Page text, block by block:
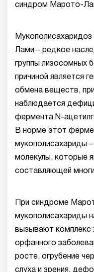
синдром Марото-
Лами – редкое
группы лизосомных
причиной является
обмена веществ,
наблюдается
фермента N-
В норме этот
мукополисахариды
молекулы, которые
составляющей
При синдроме
мукополисахариды
вызывают комплекс
орфанного
росте, огрубение
слуха и зрения,